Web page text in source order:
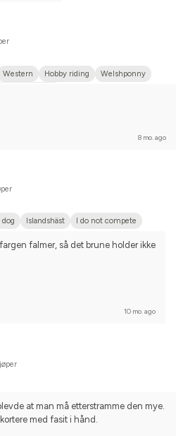
Western Hobby riding
Welshponny
8 mo. ago
dog Islandshäst I do not compete
falmer, så det brune holder ikke
10 mo. ago
at man må etterstramme den mye.
med fasit i hånd.